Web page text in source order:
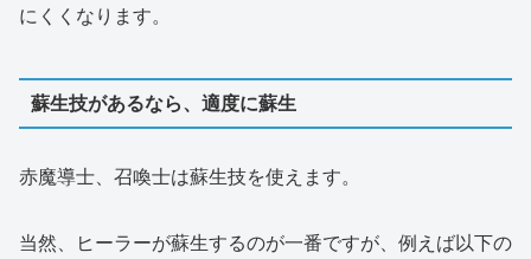
にくくなります。
蘇生技があるなら、適度に蘇生
赤魔導士、召喚士は蘇生技を使えます。
当然、ヒーラーが蘇生するのが一番ですが、例えば以下の